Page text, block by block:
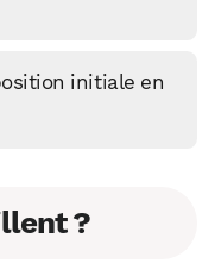
initiale en
?